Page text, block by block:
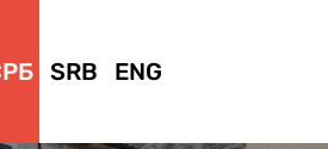
SRB ENG